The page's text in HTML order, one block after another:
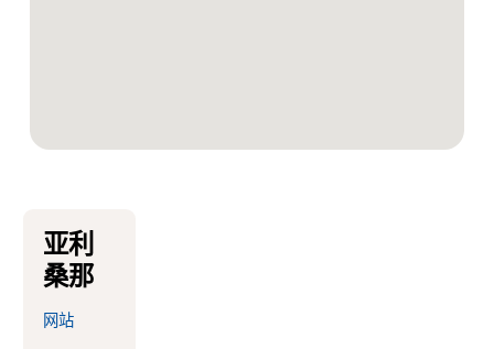
亚利
桑那
网站